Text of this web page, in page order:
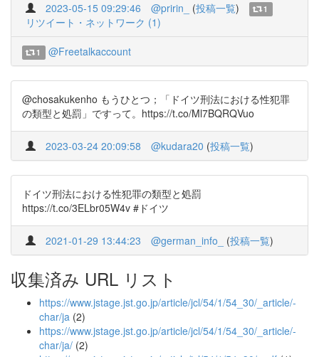
2023-05-15 09:29:46 @pririn_ (投稿一覧) 1
リツイート・ネットワーク (1)
1 @Freetalkaccount
@chosakukenho もうひとつ；「ドイツ刑法における性犯罪
の類型と処罰」ですって。https://t.co/Ml7BQRQVuo
2023-03-24 20:09:58 @kudara20 (投稿一覧)
ドイツ刑法における性犯罪の類型と処罰
https://t.co/3ELbr05W4v #ドイツ
2021-01-29 13:44:23 @german_info_ (投稿一覧)
収集済み URL リスト
https://www.jstage.jst.go.jp/article/jcl/54/1/54_30/_article/-
char/ja (2)
https://www.jstage.jst.go.jp/article/jcl/54/1/54_30/_article/-
char/ja/ (2)